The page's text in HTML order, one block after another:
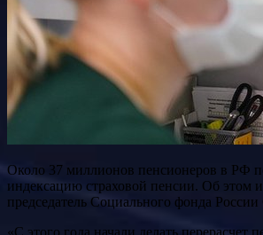
Около 37 миллионов пенсионеров в РФ
индексацию страховой пенсии. Об этом
председатель Социального фонда
«С этого года начали делать перерасчет